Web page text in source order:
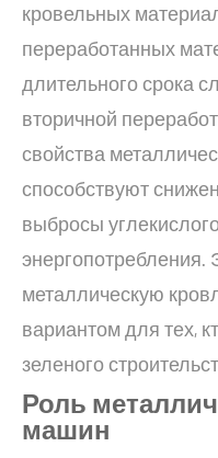
кровельных
переработанных
длительного срока
вторичной
свойства
способствуют
выбросы
металлическую
вариантом для тех,
зеленого
Роль
машин